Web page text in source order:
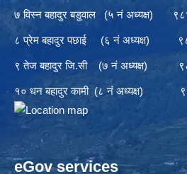
७ विस्न बहादुर बडुवाल (५ नं अध्यक्ष)
८ प्रेम बहादुर पछाई (६ नं अध्यक्ष)
९ तेज बहादुर जि.सी (७ नं अध्यक्ष)
१० धन बहादुर कामी (८ नं अध्यक्ष)
eGov services